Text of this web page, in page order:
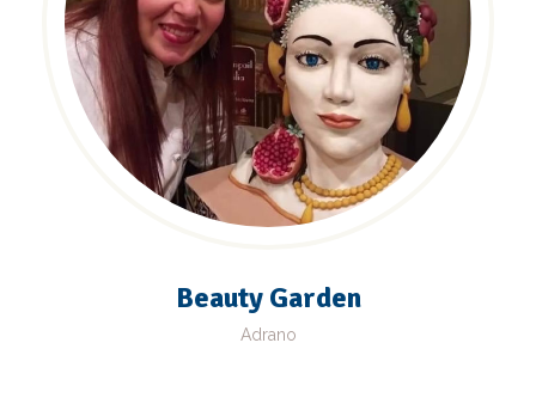
Beauty Garden
Adrano